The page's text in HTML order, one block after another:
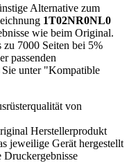
Alternative zum
1T02NR0NL0
wie beim Original.
zu 7000 Seiten bei 5%
passenden
unter "Kompatible
von
Herstellerprodukt
jeweilige Gerät hergestellt